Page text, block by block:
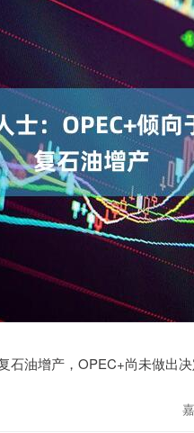
油增产，OPEC+尚未做出决